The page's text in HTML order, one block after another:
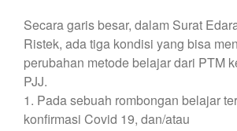
Secara garis besar, dalam Surat
Ristek, ada tiga kondisi yang bisa
perubahan metode belajar dari PTM
PJJ.
1. Pada sebuah rombongan belajar
konfirmasi Covid 19, dan/atau